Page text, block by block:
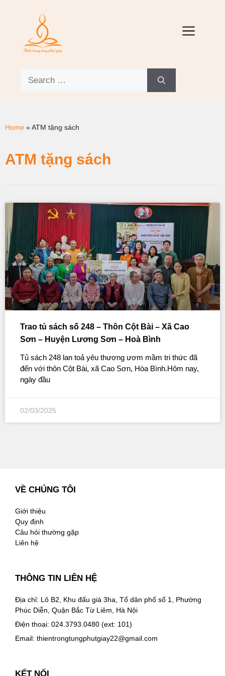
Home »ATM tặng sách
ATM tặng sách
Trao tủ sách số 248 – Thôn Cột Bài – Xã Cao
Sơn – Huyện Lương Sơn – Hoà Bình
Tủ sách 248 lan toả yêu thương ươm mầm tri thức đã
đến với thôn Cột Bài, xã Cao Sơn, Hòa Bình.Hôm nay,
ngày đầu
02/03/2025
VỀ CHÚNG TÔI
Giới thiệu
Quy định
Câu hỏi thường gặp
Liên hệ
THÔNG TIN LIÊN HỆ
Địa chỉ: Lô B2, Khu đấu giá 3ha, Tổ dân phố số 1, Phường
Phúc Diễn, Quận Bắc Từ Liêm, Hà Nội
Điện thoại: 024.3793.0480 (ext: 101)
Email: thientrongtungphutgiay22@gmail.com
KẾT NỐI